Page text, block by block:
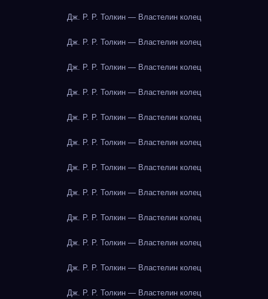
Дж. Р. Р. Толкин — Властелин колец
Дж. Р. Р. Толкин — Властелин колец
Дж. Р. Р. Толкин — Властелин колец
Дж. Р. Р. Толкин — Властелин колец
Дж. Р. Р. Толкин — Властелин колец
Дж. Р. Р. Толкин — Властелин колец
Дж. Р. Р. Толкин — Властелин колец
Дж. Р. Р. Толкин — Властелин колец
Дж. Р. Р. Толкин — Властелин колец
Дж. Р. Р. Толкин — Властелин колец
Дж. Р. Р. Толкин — Властелин колец
Дж. Р. Р. Толкин — Властелин колец